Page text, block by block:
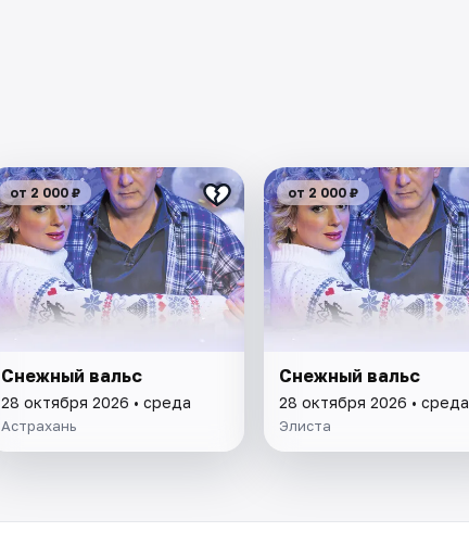
от 2 000 ₽
Снежный вальс
28 октября 2026 • среда
Астрахань
от 2 000 ₽
Снежный вальс
28 октября 2026 • среда
Элиста